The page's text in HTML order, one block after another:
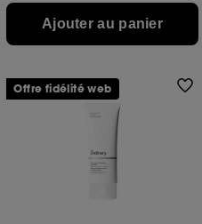
Ajouter au panier
Offre fidélité web